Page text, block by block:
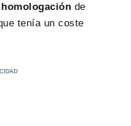
de
tenía un coste